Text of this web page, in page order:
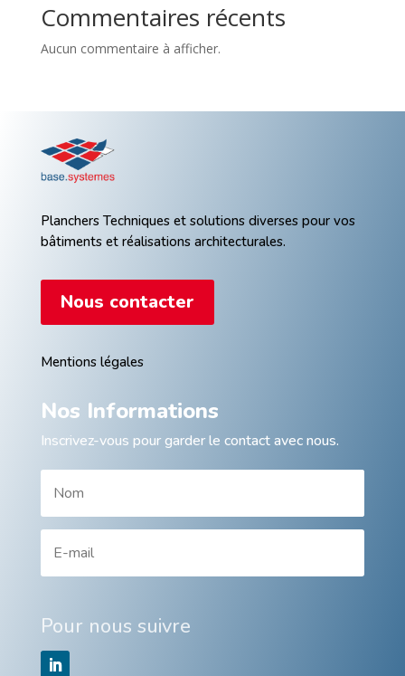
Commentaires récents
Aucun commentaire à afficher.
Planchers Techniques et solutions diverses pour vos
bâtiments et réalisations architecturales.
Nous contacter
Mentions légales
Nos Informations
Inscrivez-vous pour garder le contact avec nous.
Pour nous suivre